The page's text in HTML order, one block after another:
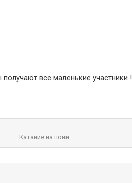
все маленькие участники !
Катание на пони